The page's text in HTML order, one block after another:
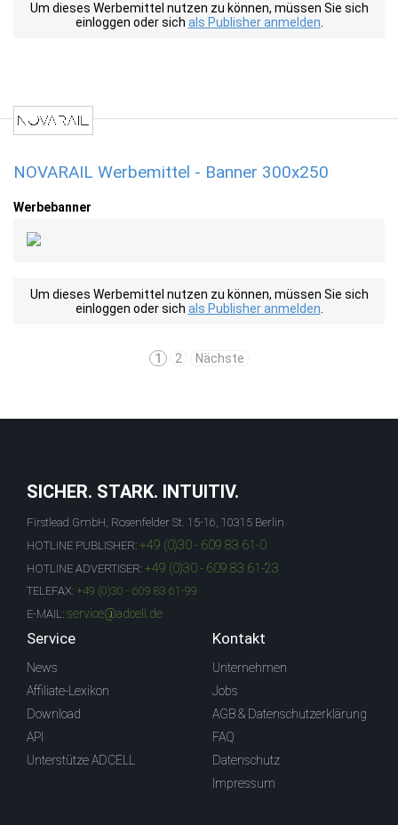
Um dieses Werbemittel nutzen zu können, müssen Sie sich
einloggen oder sich als Publisher anmelden
NOVARAIL Werbemittel - Banner 300x250
Werbebanner
Um dieses Werbemittel nutzen zu können, müssen Sie sich
einloggen oder sich als Publisher anmelden
1 2 Nächste
SICHER. STARK. INTUITIV.
Firstlead GmbH, Rosenfelder St. 15-16, 10315 Berlin
HOTLINE PUBLISHER: +49 (0)30 - 609 83 61-0
HOTLINE ADVERTISER: +49 (0)30 - 609 83 61-23
TELEFAX: +49 (0)30 - 609 83 61-99
E-MAIL: service@adcell.de
Service
News
Affiliate-Lexikon
Download
API
Unterstütze ADCELL
Kontakt
Unternehmen
Jobs
AGB & Datenschutzerklärung
FAQ
Datenschutz
Impressum